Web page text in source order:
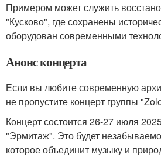
Примером может служить
"Кусково", где сохранены
оборудован современными
Анонс концерта
Если вы любите современную
не пропустите концерт группы
Концерт состоится 26-27 июля
"Эрмитаж". Это будет
которое объединит музыку и